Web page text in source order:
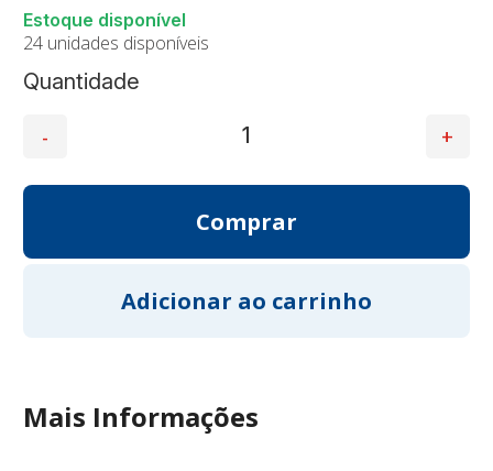
Quantidade
24 unidades disponíveis
Mais Informações